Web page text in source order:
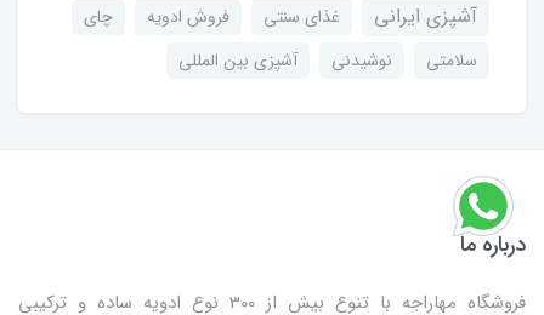
آشپزی ایرانی
غذای سنتی فروش ادویه
چای
سلامتی
نوشیدنی آشپزی بین المللی
درباره ما
فروشگاه مهاراجه با تنوع بیش از 300 نوع ادویه ساده و ترکیبی